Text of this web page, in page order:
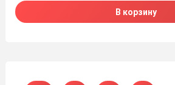
В корзину